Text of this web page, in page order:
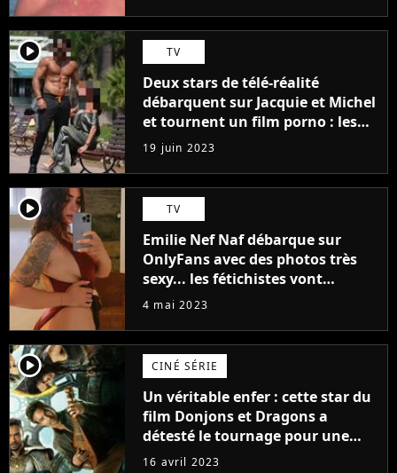
player2 TV
Deux stars de télé-réalité
débarquent sur Jacquie et Michel
et tournent un film porno : les
premières images du tournage
(exclu)
19 juin 2023
player2 TV
Emilie Nef Naf débarque sur
OnlyFans avec des photos très
sexy... les fétichistes vont
prendre leur pied !
4 mai 2023
player2 CINÉ SÉRIE
Un véritable enfer : cette star du
film Donjons et Dragons a
détesté le tournage pour une
raison très spéciale
16 avril 2023